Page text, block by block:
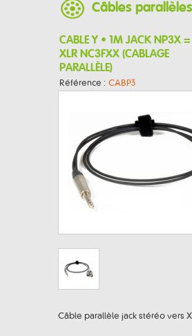
Câbles parallèles
CABLE Y • 1M JACK NP3X
XLR NC3FXX (CABLAGE
PARALLÈLE)
Référence : CABP3
Câble parallèle jack stéréo vers